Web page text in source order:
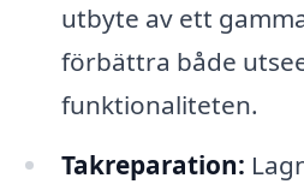
utbyte av ett
förbättra både
funktionaliteten.
Takreparation: